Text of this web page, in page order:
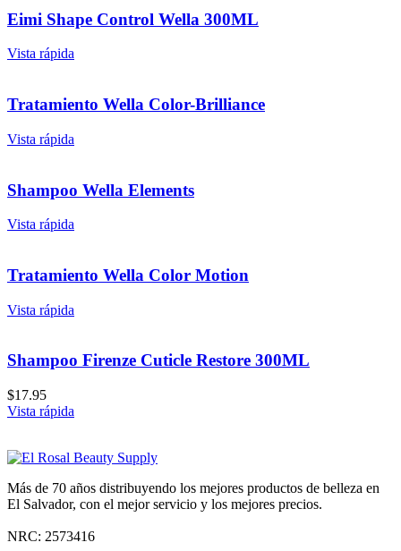
Eimi Shape Control Wella 300ML
Vista rápida
Tratamiento Wella Color-Brilliance
Vista rápida
Shampoo Wella Elements
Vista rápida
Tratamiento Wella Color Motion
Vista rápida
Shampoo Firenze Cuticle Restore 300ML
$17.95
Vista rápida
Más de 70 años distribuyendo los mejores productos de belleza en
El Salvador, con el mejor servicio y los mejores precios.
NRC: 2573416